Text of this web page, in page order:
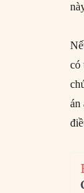
có
án